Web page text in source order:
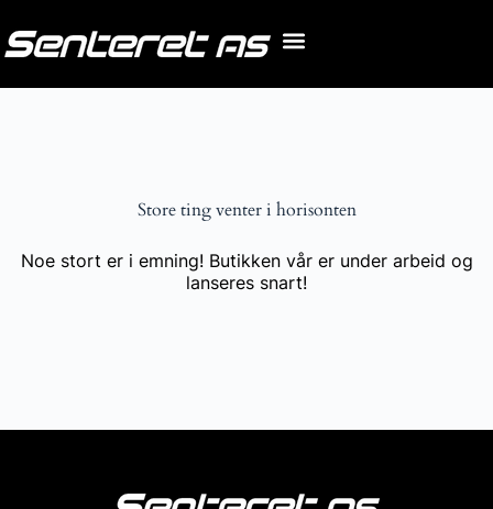
Store ting venter i horisonten
Noe stort er i emning! Butikken vår er under arbeid og
lanseres snart!